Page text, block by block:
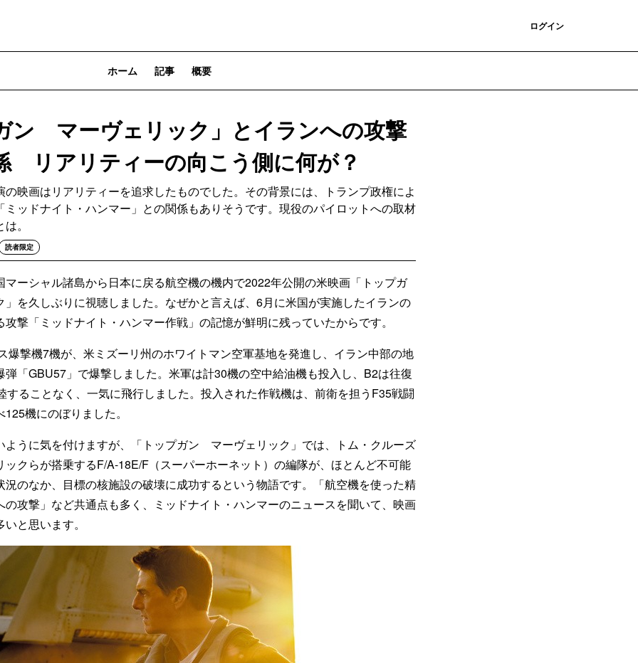
ログイン
ホーム 記事 概要
ン マーヴェリック」とイランへの攻撃
リアリティーの向こう側に何が？
の映画はリアリティーを追求したものでした。その背景には、トランプ政権によ
ミッドナイト・ハンマー」との関係もありそうです。現役のパイロットへの取材
。
読者限定
マーシャル諸島から日本に戻る航空機の機内で2022年公開の米映画「トップガ
を久しぶりに視聴しました。なぜかと言えば、6月に米国が実施したイランの
撃「ミッドナイト・ハンマー作戦」の記憶が鮮明に残っていたからです。
爆撃機7機が、米ミズーリ州のホワイトマン空軍基地を発進し、イラン中部の地
弾「GBU57」で爆撃しました。米軍は計30機の空中給油機も投入し、B2は往復
することなく、一気に飛行しました。投入された作戦機は、前衛を担うF35戦闘
機にのぼりました。
ように気を付けますが、「トップガン マーヴェリック」では、トム・クルーズ
ックらが搭乗するF/A-18E/F（スーパーホーネット）の編隊が、ほとんど不可能
況のなか、目標の核施設の破壊に成功するという物語です。「航空機を使った精
の攻撃」など共通点も多く、ミッドナイト・ハンマーのニュースを聞いて、映画
と思います。